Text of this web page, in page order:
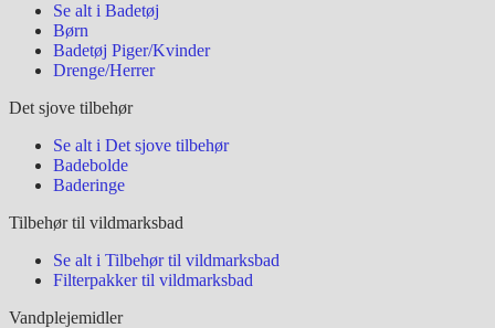
Se alt i Badetøj
Børn
Badetøj Piger/Kvinder
Drenge/Herrer
Det sjove tilbehør
Se alt i Det sjove tilbehør
Badebolde
Baderinge
Tilbehør til vildmarksbad
Se alt i Tilbehør til vildmarksbad
Filterpakker til vildmarksbad
Vandplejemidler